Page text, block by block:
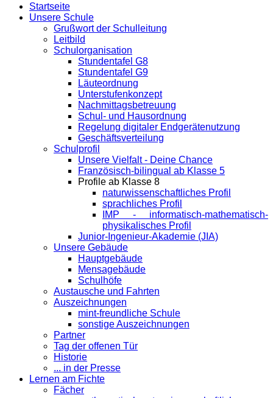
Startseite
Unsere Schule
Grußwort der Schulleitung
Leitbild
Schulorganisation
Stundentafel G8
Stundentafel G9
Läuteordnung
Unterstufenkonzept
Nachmittagsbetreuung
Schul- und Hausordnung
Regelung digitaler Endgeräte­nutzung
Geschäftsverteilung
Schulprofil
Unsere Vielfalt - Deine Chance
Französisch-bilingual ab Klasse 5
Profile ab Klasse 8
naturwissenschaftliches Profil
sprachliches Profil
IMP - informatisch-mathematisch-
physikalisches Profil
Junior-Ingenieur-Akademie (JIA)
Unsere Gebäude
Hauptgebäude
Mensagebäude
Schulhöfe
Austausche und Fahrten
Auszeichnungen
mint-freundliche Schule
sonstige Auszeichnungen
Partner
Tag der offenen Tür
Historie
... in der Presse
Lernen am Fichte
Fächer